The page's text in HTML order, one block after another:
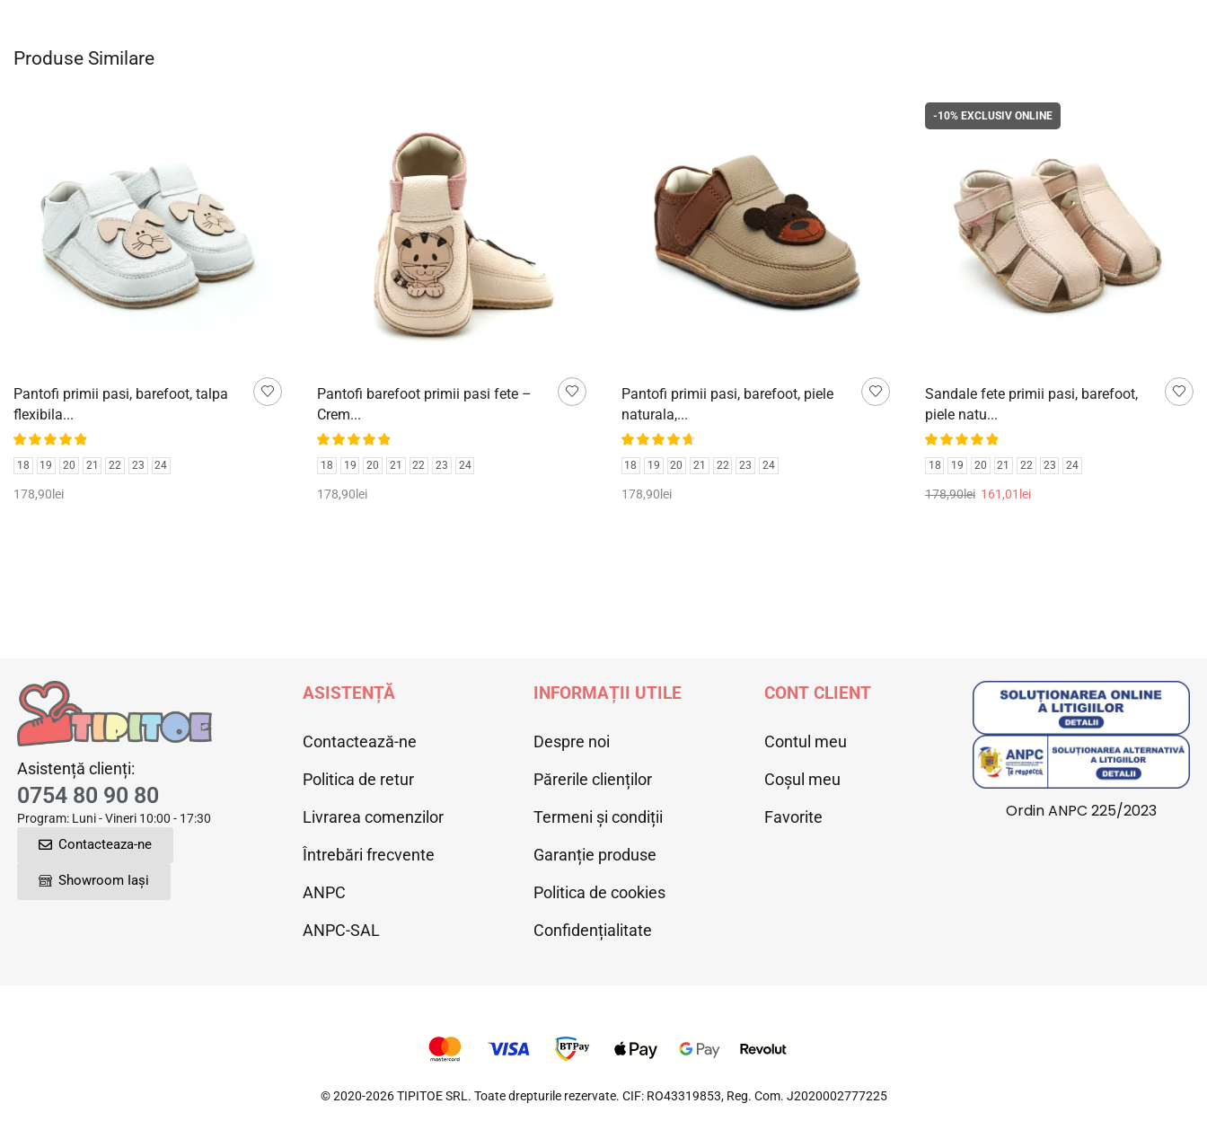
Produse Similare
Pantofi primii pasi, barefoot, talpa
flexibila...
18 19 20 21 22 23 24
178,90 lei
Pantofi barefoot primii pasi fete –
Crem...
18 19 20 21 22 23 24
178,90 lei
Pantofi primii pasi, barefoot, piele
naturala,...
18 19 20 21 22 23 24
178,90 lei
-10%EXCLUSIV ONLINE
Sandale fete primii pasi, barefoot,
piele natu...
18 19 20 21 22 23 24
178,90lei 161,01 lei
Asistență clienți:
0754 80 90 80
Program: Luni - Vineri 10:00 - 17:30
Contacteaza-ne
Showroom Iași
ASISTENȚĂ
Contactează-ne
Politica de retur
Livrarea comenzilor
Întrebări frecvente
ANPC
ANPC-SAL
INFORMAȚII UTILE
Despre noi
Părerile clienților
Termeni și condiții
Garanție produse
Politica de cookies
Confidențialitate
CONT CLIENT
Contul meu
Coșul meu
Favorite
Ordin ANPC 225/2023
© 2020-2026 TIPITOE SRL. Toate drepturile rezervate. CIF: RO43319853, Reg. Com. J2020002777225